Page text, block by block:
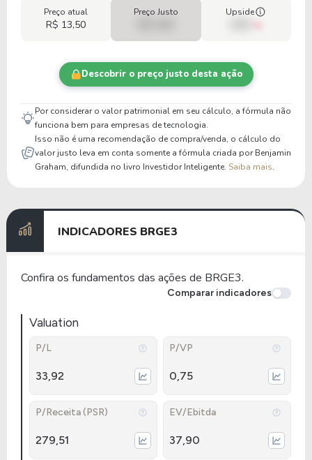
Preço atual
R$ 13,50
Preço Justo Upside
Descobrir o preço justo desta ação
Por considerar o valor patrimonial em seu cálculo, a fórmula não
funciona bem para empresas de tecnologia.
Isso não é uma recomendação de compra/venda, o cálculo do
valor justo leva em conta somente a fórmula criada por Benjamin
Graham, difundida no livro Investidor Inteligente. Saiba mais.
INDICADORES BRGE3
Confira os fundamentos das ações de BRGE3.
Comparar indicadores
Valuation
P/L
33,92
P/VP
0,75
P/Receita (PSR)
279,51
EV/Ebitda
37,90